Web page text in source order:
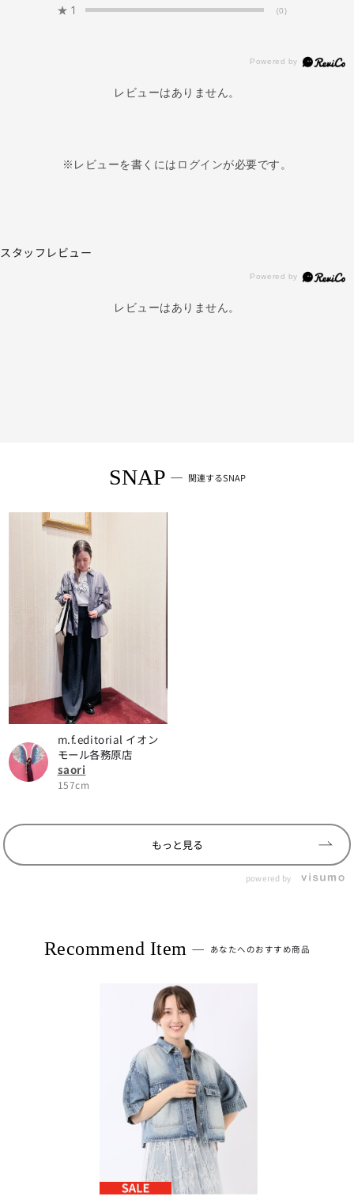
★ 1 (0)
レビューはありません。
※レビューを書くには ログインが必要です。
スタッフレビュー
レビューはありません。
SNAP 関連するSNAP
m.f.editorial イオン
モール各務原店
saori
157cm
もっと見る
powered by
Recommend Item あなたへのおすすめ商品